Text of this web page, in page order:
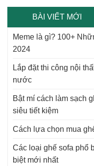
BÀI VIẾT MỚI
Meme là gì? 100+
2024
Lắp đặt thi công nội
nước
Bật mí cách làm sạch
siêu tiết kiệm
Cách lựa chọn mua
Các loại ghế sofa phổ
biệt mới nhất